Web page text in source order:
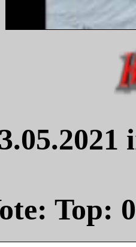
Top: 0